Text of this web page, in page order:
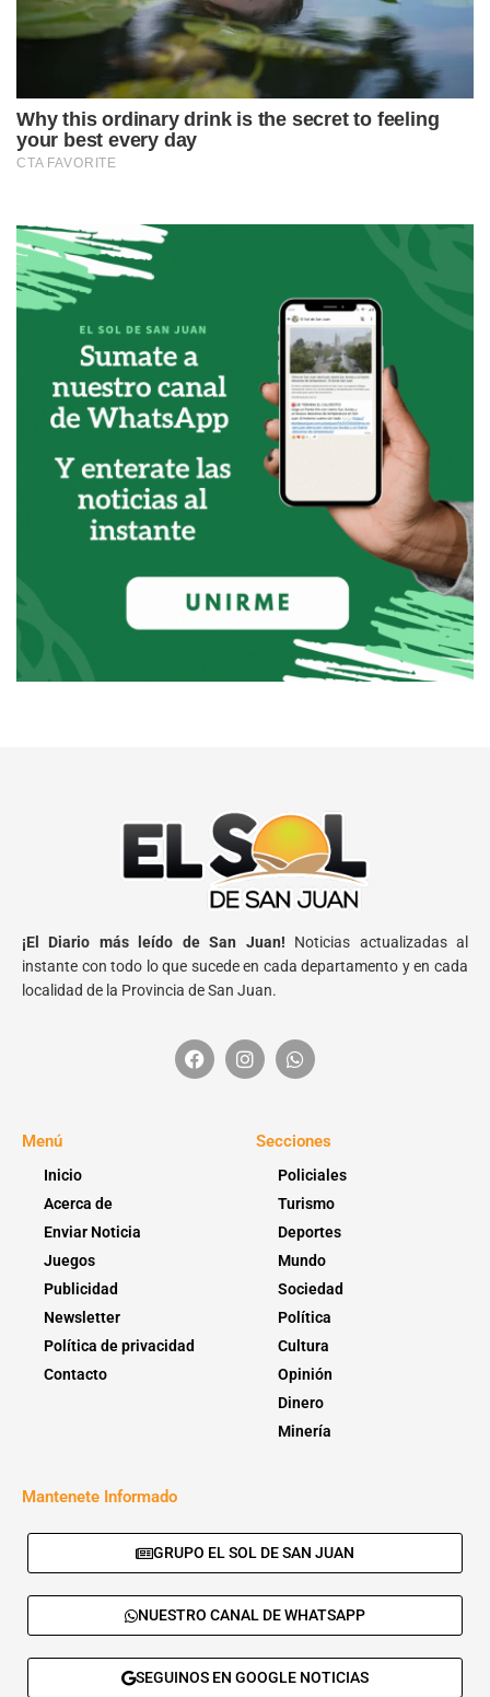
¡El Diario más leído de San Juan! Noticias actualizadas al
instante con todo lo que sucede en cada departamento y en cada
localidad de la Provincia de San Juan.
Menú
Inicio
Acerca de
Enviar Noticia
Juegos
Publicidad
Newsletter
Política de privacidad
Contacto
Secciones
Policiales
Turismo
Deportes
Mundo
Sociedad
Política
Cultura
Opinión
Dinero
Minería
Mantenete Informado
GRUPO EL SOL DE SAN JUAN
NUESTRO CANAL DE WHATSAPP
SEGUINOS EN GOOGLE NOTICIAS